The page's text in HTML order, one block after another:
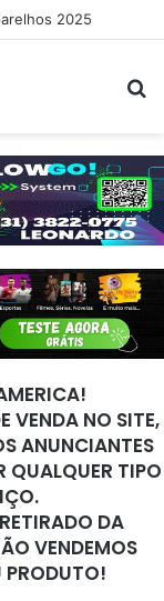
2025
VENDA NO SITE,
ANUNCIANTES
QUALQUER TIPO
DA
VENDEMOS
PRODUTO!